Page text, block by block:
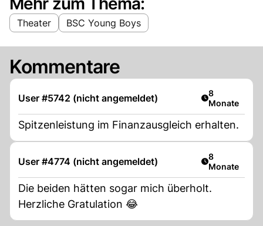
Theater BSC Young Boys
Kommentare
User #5742 (nicht angemeldet) Artikel
8
Monate
Spitzenleistung im Finanzausgleich erhalten.
User #4774 (nicht angemeldet) Artikel
8
Monate
Die beiden hätten sogar mich überholt.
Herzliche Gratulation 😂